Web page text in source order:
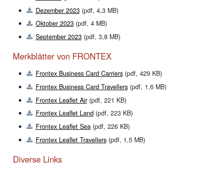
Dezember 2023(pdf, 4,3 MB)
Oktober 2023(pdf, 4 MB)
September 2023(pdf, 3,8 MB)
Merkblätter von FRONTEX
Frontex Business Card Carriers(pdf, 429 KB)
Frontex Business Card Travellers(pdf, 1,6 MB)
Frontex Leaflet Air(pdf, 221 KB)
Frontex Leaflet Land(pdf, 223 KB)
Frontex Leaflet Sea(pdf, 226 KB)
Frontex Leaflet Travellers(pdf, 1,5 MB)
Diverse Links